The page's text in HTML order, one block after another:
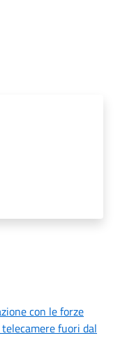
con le forze
fuori dal